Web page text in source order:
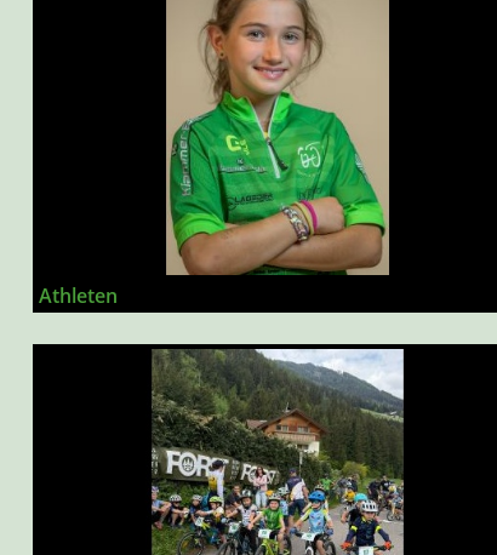
Athleten